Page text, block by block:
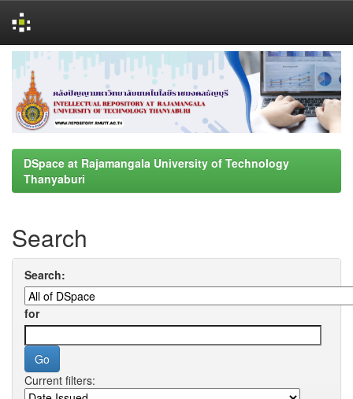
navigation
DSpace at Rajamangala University of Technology
Thanyaburi
Search
Search:
for
Current filters: